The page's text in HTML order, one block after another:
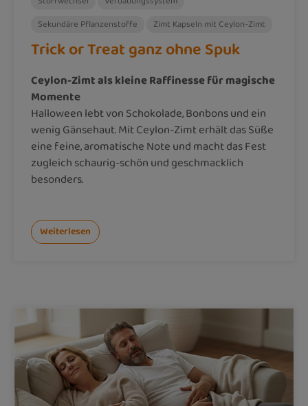
Sekundäre Pflanzenstoffe
Zimt Kapseln mit Ceylon-Zimt
Trick or Treat ganz ohne Spuk
Ceylon-Zimt als kleine Raffinesse für magische
Momente
Halloween lebt von Schokolade, Bonbons und ein
wenig Gänsehaut. Mit Ceylon-Zimt erhält das Süße
eine feine, aromatische Note und macht das Fest
zugleich schaurig-schön und geschmacklich
besonders.
Weiterlesen